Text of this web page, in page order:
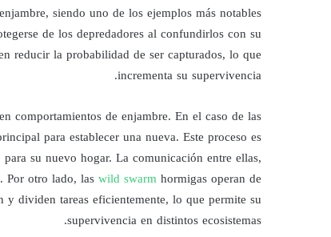
siendo uno de los ejemplos más notables
de los depredadores al confundirlos con su
reducir la probabilidad de ser capturados, lo que
incrementa su supervivencia.
comportamientos de enjambre. En el caso de las
para establecer una nueva. Este proceso es
su nuevo hogar. La comunicación entre ellas,
Por otro lado, laswild swarmhormigas operan de
dividen tareas eficientemente, lo que permite su
supervivencia en distintos ecosistemas.